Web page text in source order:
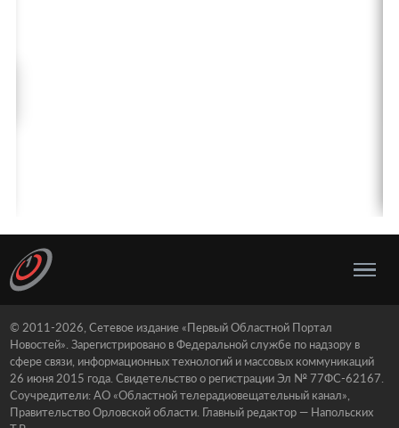
© 2011-2026, Сетевое издание «Первый Областной Портал
Новостей». Зарегистрировано в Федеральной службе по надзору в
сфере связи, информационных технологий и массовых коммуникаций
26 июня 2015 года. Свидетельство о регистрации Эл № 77ФС-62167.
Соучредители: АО «Областной телерадиовещательный канал»,
Правительство Орловской области. Главный редактор — Напольских